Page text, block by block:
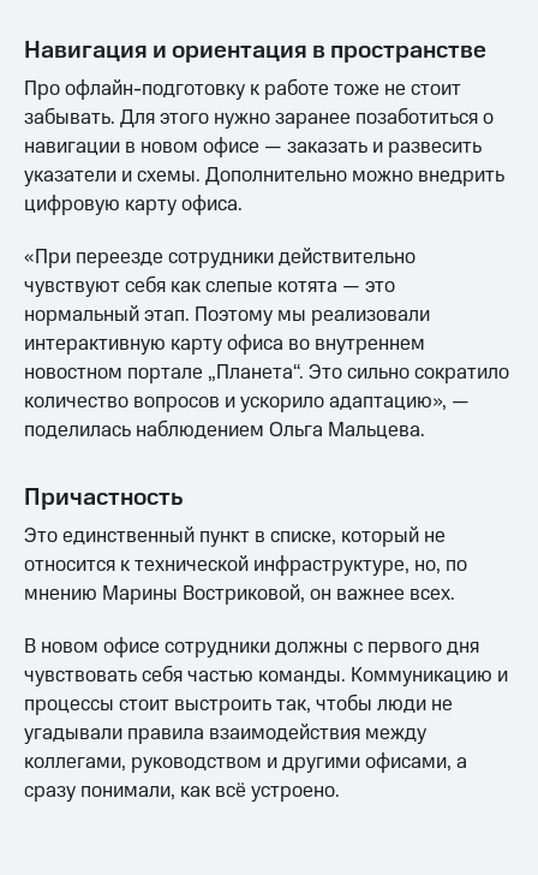
Навигация и ориентация в пространстве
Про офлайн-подготовку к работе тоже не стоит
забывать. Для этого нужно заранее позаботиться о
навигации в новом офисе — заказать и развесить
указатели и схемы. Дополнительно можно внедрить
цифровую карту офиса.
«При переезде сотрудники действительно
чувствуют себя как слепые котята — это
нормальный этап. Поэтому мы реализовали
интерактивную карту офиса во внутреннем
новостном портале „Планета“. Это сильно сократило
количество вопросов и ускорило адаптацию», —
поделилась наблюдением Ольга Мальцева.
Причастность
Это единственный пункт в списке, который не
относится к технической инфраструктуре, но, по
мнению Марины Востриковой, он важнее всех.
В новом офисе сотрудники должны с первого дня
чувствовать себя частью команды. Коммуникацию и
процессы стоит выстроить так, чтобы люди не
угадывали правила взаимодействия между
коллегами, руководством и другими офисами, а
сразу понимали, как всё устроено.